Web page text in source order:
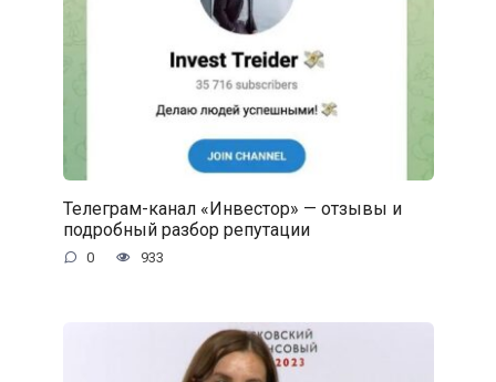
Телеграм-канал «Инвестор» — отзывы и
подробный разбор репутации
0 933